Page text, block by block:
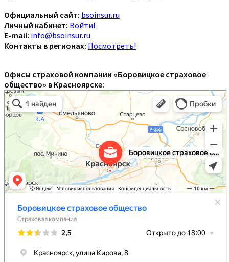
Официальный сайт: bsoinsur.ru
Личный кабинет: Войти!
E-mail: info@bsoinsur.ru
Контакты в регионах: Посмотреть!
Офисы страховой компании «Боровицкое страховое
общество» в Красноярске: